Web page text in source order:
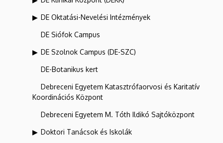
DE Oktatási-Nevelési Intézmények
DE Siófok Campus
DE Szolnok Campus (DE-SZC)
DE-Botanikus kert
Debreceni Egyetem Katasztrófaorvosi és Karitatív
Koordinációs Központ
Debreceni Egyetem M. Tóth Ildikó Sajtóközpont
Doktori Tanácsok és Iskolák